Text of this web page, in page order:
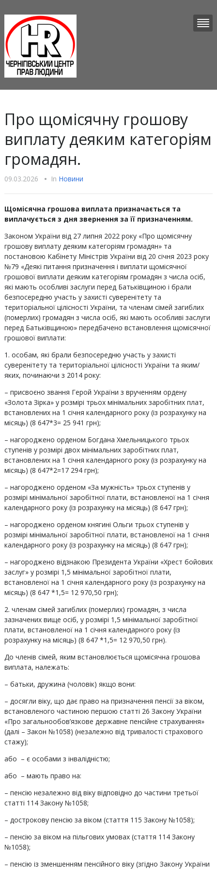
Про щомісячну грошову
виплату деяким категоріям
громадян.
09.03.2026 • In Новини
Щомісячна грошова виплата призначається та
виплачується з дня звернення за її призначенням.
Законом України від 27 липня 2022 року «Про щомісячну
грошову виплату деяким категоріям громадян» та
постановою Кабінету Міністрів України від 20 січня 2023 року
№79 «Деякі питання призначення і виплати щомісячної
грошової виплати деяким категоріям громадян з числа осіб,
які мають особливі заслуги перед Батьківщиною і брали
безпосередню участь у захисті суверенітету та
територіальної цілісності України, та членам сімей загиблих
(померлих) громадян з числа осіб, які мають особливі заслуги
перед Батьківщиною» передбачено встановлення щомісячної
грошової виплати:
1. особам, які брали безпосередню участь у захисті
суверенітету та територіальної цілісності України та яким/
яких, починаючи з 2014 року:
– присвоєно звання Герой України з врученням ордену
«Золота Зірка» у розмірі трьох мінімальних заробітних плат,
встановлених на 1 січня календарного року (із розрахунку на
місяць) (8 647*3= 25 941 грн);
– нагороджено орденом Богдана Хмельницького трьох
ступенів у розмірі двох мінімальних заробітних плат,
встановлених на 1 січня календарного року (із розрахунку на
місяць) (8 647*2=17 294 грн);
– нагороджено орденом «За мужність» трьох ступенів у
розмірі мінімальної заробітної плати, встановленої на 1 січня
календарного року (із розрахунку на місяць) (8 647 грн);
– нагороджено орденом княгині Ольги трьох ступенів у
розмірі мінімальної заробітної плати, встановленої на 1 січня
календарного року (із розрахунку на місяць) (8 647 грн);
– нагороджено відзнакою Президента України «Хрест бойових
заслуг» у розмірі 1,5 мінімальної заробітної плати,
встановленої на 1 січня календарного року (із розрахунку на
місяць) (8 647 *1,5= 12 970,50 грн);
2. членам сімей загиблих (померлих) громадян, з числа
зазначених вище осіб, у розмірі 1,5 мінімальної заробітної
плати, встановленої на 1 січня календарного року (із
розрахунку на місяць) (8 647 *1,5= 12 970,50 грн).
До членів сімей, яким встановлюється щомісячна грошова
виплата, належать:
– батьки, дружина (чоловік) якщо вони:
– досягли віку, що дає право на призначення пенсії за віком,
встановленого частиною першою статті 26 Закону України
«Про загальнообов’язкове державне пенсійне страхування»
(далі – Закон №1058) (незалежно від тривалості страхового
стажу);
або – є особами з інвалідністю;
або – мають право на:
– пенсію незалежно від віку відповідно до частини третьої
статті 114 Закону №1058;
– дострокову пенсію за віком (стаття 115 Закону №1058);
– пенсію за віком на пільгових умовах (стаття 114 Закону
№1058);
– пенсію із зменшенням пенсійного віку (згідно Закону України